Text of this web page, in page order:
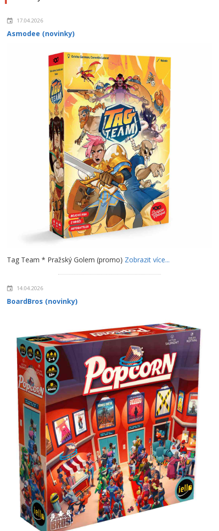
17.04.2026
Asmodee (novinky)
Tag Team * Pražský Golem (promo) Zobrazit více...
14.04.2026
BoardBros (novinky)